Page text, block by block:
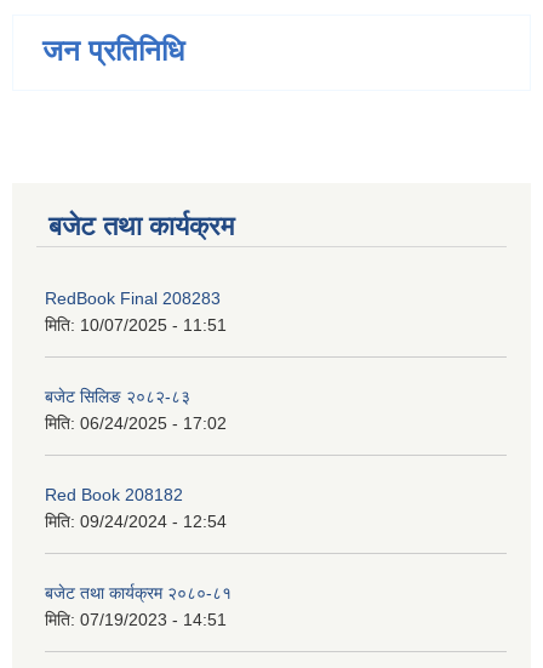
जन प्रतिनिधि
बजेट तथा कार्यक्रम
RedBook Final 208283
मिति: 10/07/2025 - 11:51
बजेट सिलिङ २०८२-८३
मिति: 06/24/2025 - 17:02
Red Book 208182
मिति: 09/24/2024 - 12:54
बजेट तथा कार्यक्रम २०८०-८१
मिति: 07/19/2023 - 14:51